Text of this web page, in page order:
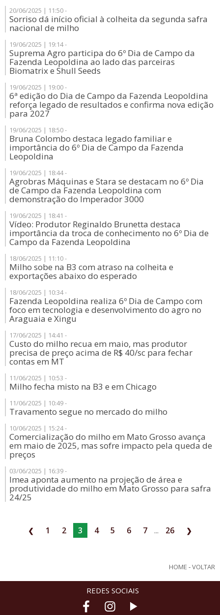
20/06/2025 | 11:50 -
Sorriso dá início oficial à colheita da segunda safra
nacional de milho
19/06/2025 | 19:14 -
Suprema Agro participa do 6º Dia de Campo da
Fazenda Leopoldina ao lado das parceiras
Biomatrix e Shull Seeds
19/06/2025 | 19:00 -
6ª edição do Dia de Campo da Fazenda Leopoldina
reforça legado de resultados e confirma nova edição
para 2027
19/06/2025 | 18:50 -
Bruna Colombo destaca legado familiar e
importância do 6º Dia de Campo da Fazenda
Leopoldina
19/06/2025 | 18:44 -
Agrobras Máquinas e Stara se destacam no 6º Dia
de Campo da Fazenda Leopoldina com
demonstração do Imperador 3000
19/06/2025 | 18:41 -
Vídeo: Produtor Reginaldo Brunetta destaca
importância da troca de conhecimento no 6º Dia de
Campo da Fazenda Leopoldina
18/06/2025 | 11:10 -
Milho sobe na B3 com atraso na colheita e
exportações abaixo do esperado
18/06/2025 | 10:34 -
Fazenda Leopoldina realiza 6º Dia de Campo com
foco em tecnologia e desenvolvimento do agro no
Araguaia e Xingu
17/06/2025 | 14:41 -
Custo do milho recua em maio, mas produtor
precisa de preço acima de R$ 40/sc para fechar
contas em MT
11/06/2025 | 10:53 -
Milho fecha misto na B3 e em Chicago
11/06/2025 | 10:49 -
Travamento segue no mercado do milho
10/06/2025 | 15:24 -
Comercialização do milho em Mato Grosso avança
em maio de 2025, mas sofre impacto pela queda de
preços
03/06/2025 | 16:39 -
Imea aponta aumento na projeção de área e
produtividade do milho em Mato Grosso para safra
24/25
❮ 1 2 3 4 5 6 7 ... 26 ❯
HOME -VOLTAR
REDES SOCIAIS